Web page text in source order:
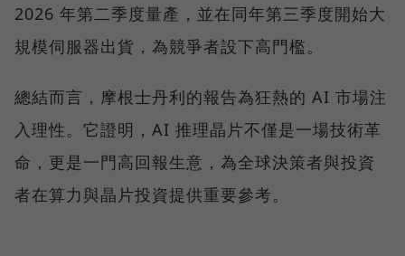
2026 年第二季度量產，並在同年第三季度開始大
規模伺服器出貨，為競爭者設下高門檻。
總結而言，摩根士丹利的報告為狂熱的 AI 市場注
入理性。它證明，AI 推理晶片不僅是一場技術革
命，更是一門高回報生意，為全球決策者與投資
者在算力與晶片投資提供重要參考。